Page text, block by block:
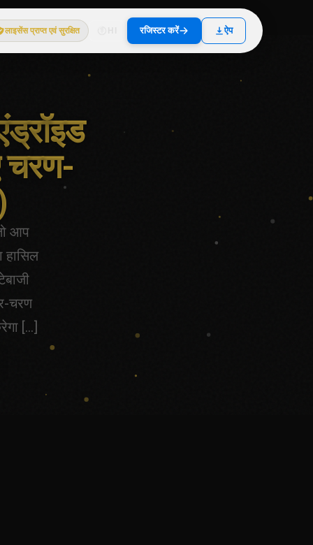
लाइसेंस प्राप्त एवं सुरक्षित रजिस्टर करें ऐप
चरण-
आप
हासिल
चरण
[…]